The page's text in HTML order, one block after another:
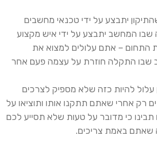
יתבצע על ידי טכנאי מחשבים
שבו המחשב יתבצע על ידי איש מקצוע
התחום – אתם עלולים למצוא את
שבו התקלה חוזרת על עצמה פעם אחר
להיות כזה שלא מספיק לצרכים
רק אחרי שאתם תתקנו אותו ותוציאו על
כי מדובר על טעות שלא תסייע לכם
באמת צריכים.